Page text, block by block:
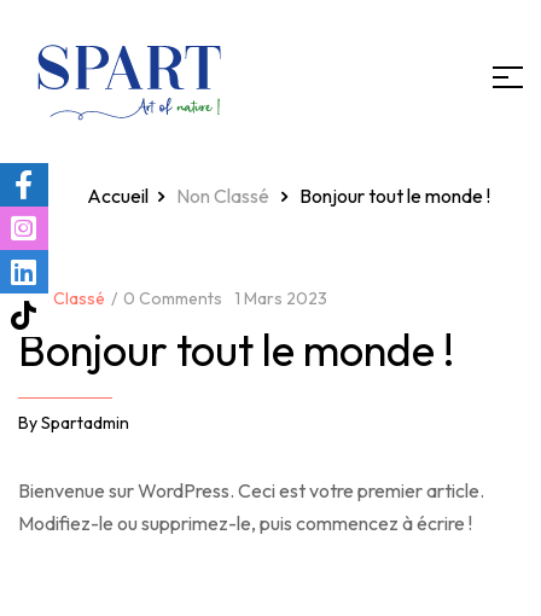
Homepage Non Classé Bonjour tout le monde !
Non Classé 0 Comments 1 Mars 2023
Bonjour tout le monde !
BySpartadmin
Bienvenue sur WordPress. Ceci est votre premier article.
Modifiez-le ou supprimez-le, puis commencez à écrire !